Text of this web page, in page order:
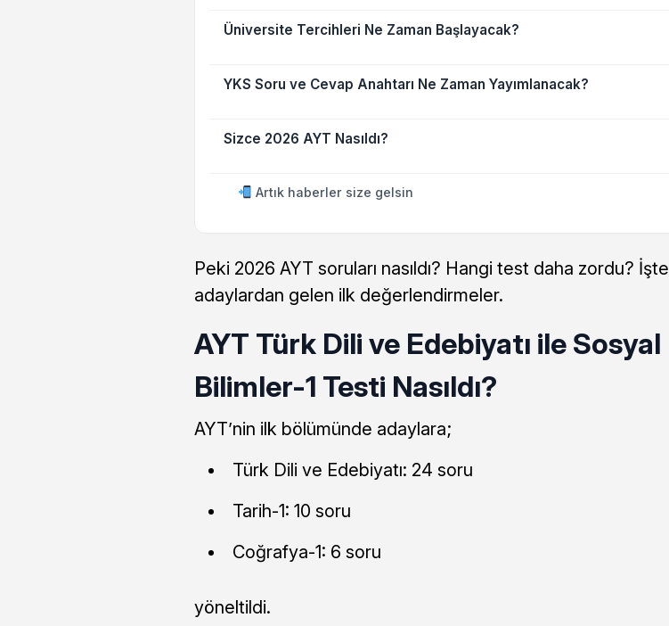
Üniversite Tercihleri Ne Zaman Başlayacak?
YKS Soru ve Cevap Anahtarı Ne Zaman Yayımlanacak?
Sizce 2026 AYT Nasıldı?
Artık haberler size gelsin
Peki 2026 AYT soruları nasıldı? Hangi test daha zordu? İşte
adaylardan gelen ilk değerlendirmeler.
AYT Türk Dili ve Edebiyatı ile Sosyal
Bilimler-1 Testi Nasıldı?
AYT’nin ilk bölümünde adaylara;
Türk Dili ve Edebiyatı: 24 soru
Tarih-1: 10 soru
Coğrafya-1: 6 soru
yöneltildi.